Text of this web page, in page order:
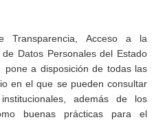
Acceso a la
Datos Personales del Estado
a disposición de todas las
en el que se pueden consultar
además de los
buenas prácticas para el